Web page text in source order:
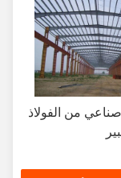
من الفولاذ